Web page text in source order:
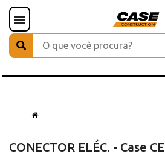
CONECTOR ELÉC. - Case CE